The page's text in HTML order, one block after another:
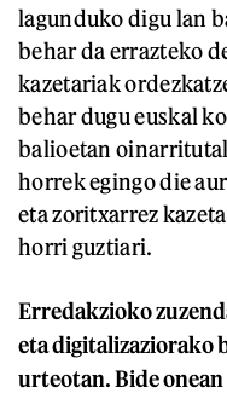
lagunduko digu lan
behar da errazteko
kazetariak
behar dugu euskal
balioetan
horrek egingo die
eta zoritxarrez
horri guztiari.
Erredakzioko
eta digitalizaziorako
urteotan. Bide